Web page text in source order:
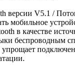
версии V5.1 /
мобильное
в качестве
беспроводным